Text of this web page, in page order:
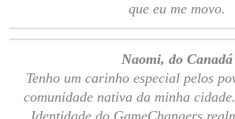
que eu me movo.
Naomi, do Canadá
Tenho um carinho especial pelos
comunidade nativa da minha